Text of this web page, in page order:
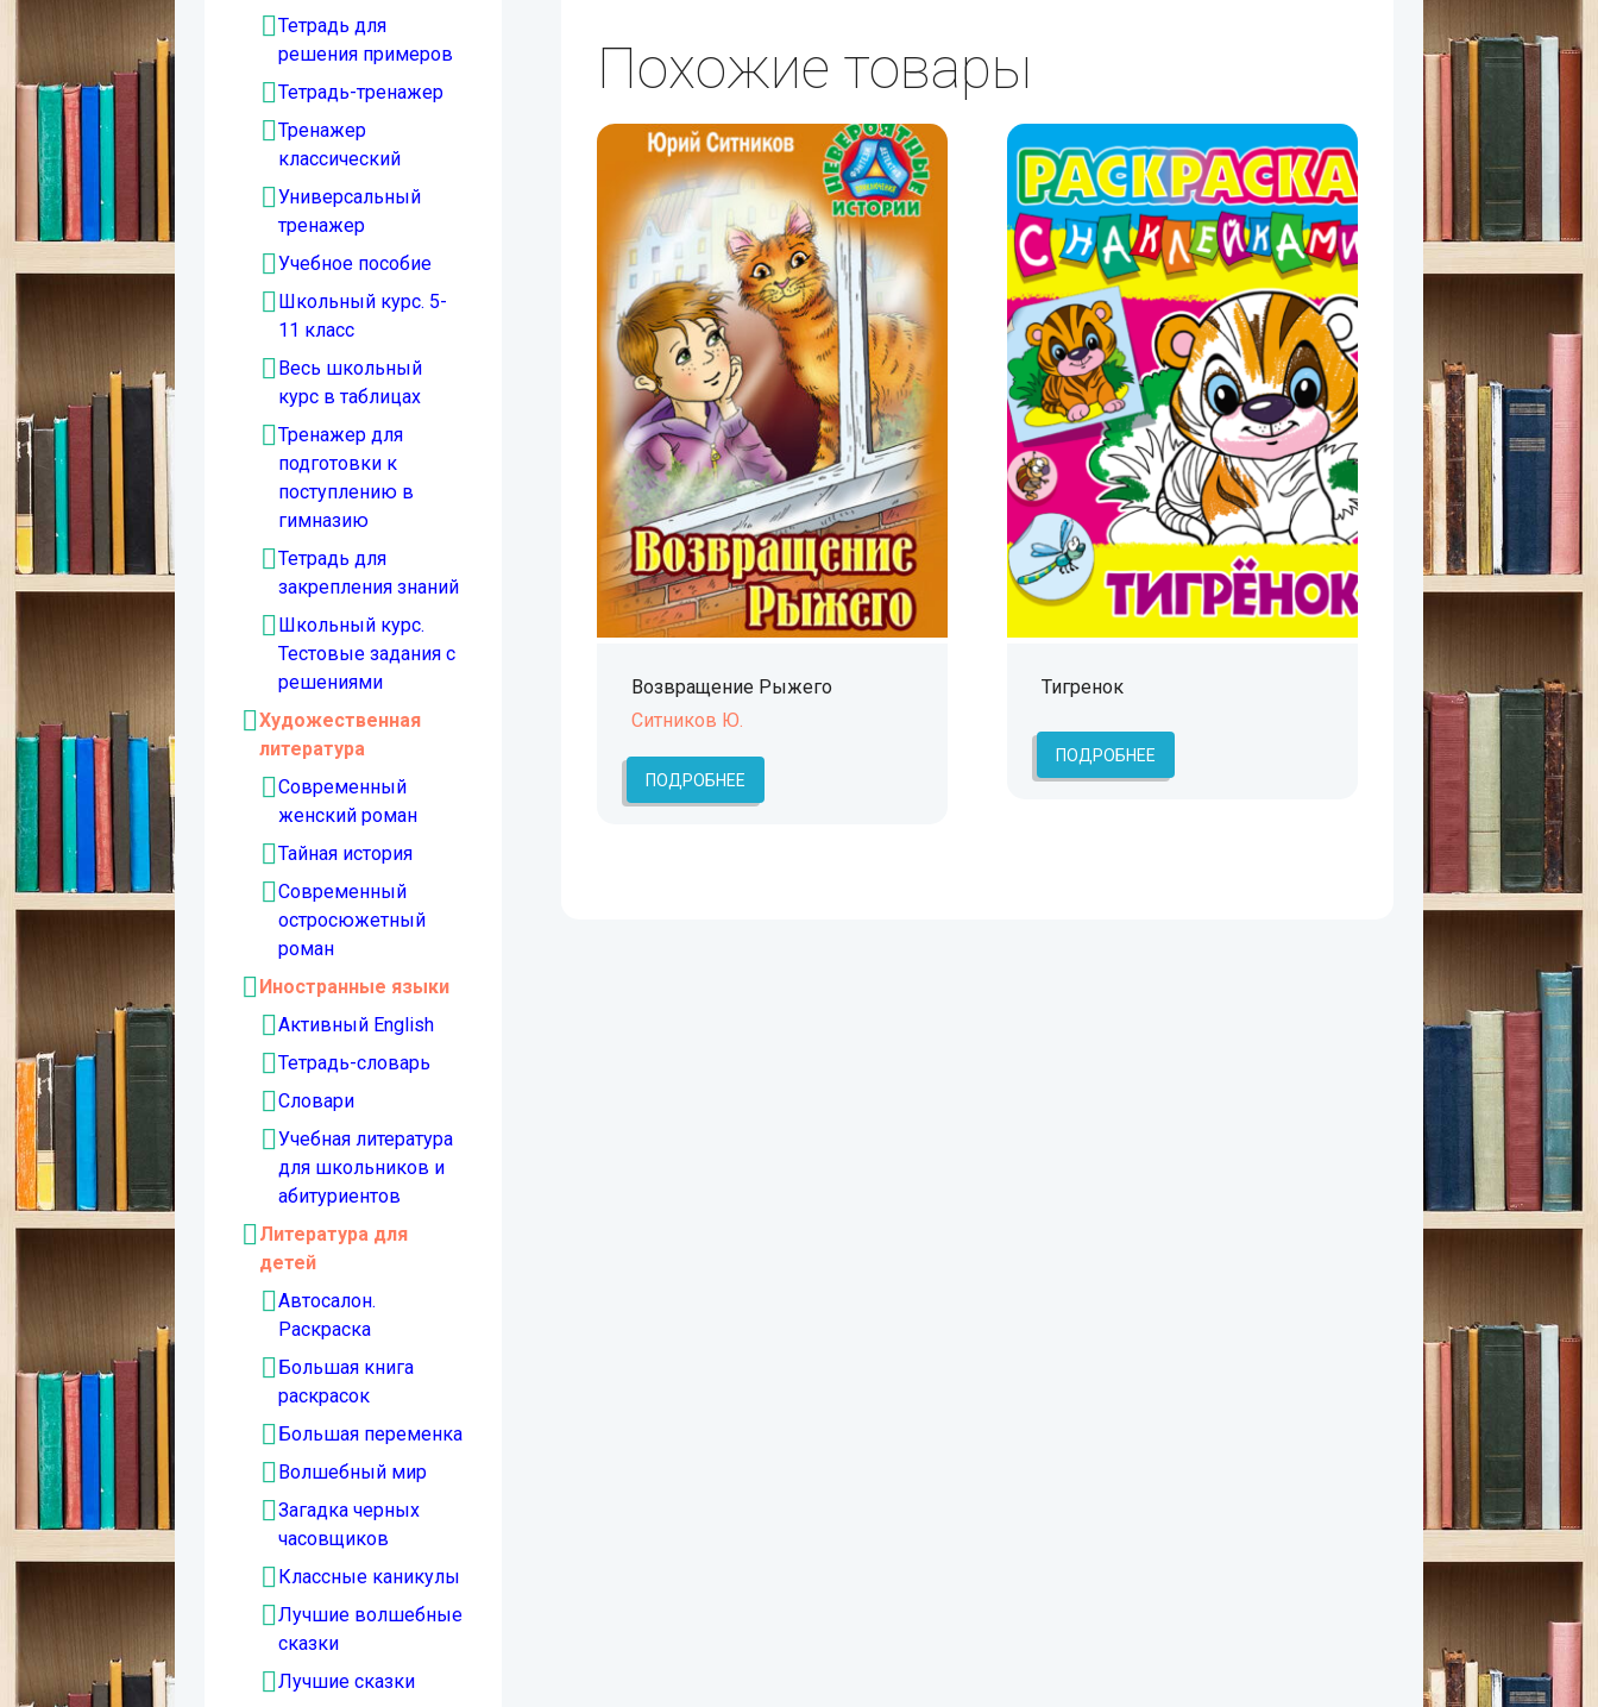
Похожие товары
Возвращение Рыжего
Ситников Ю.
ПОДРОБНЕЕ
Тигренок
ПОДРОБНЕЕ
Тетрадь для
решения примеров
Тетрадь-тренажер
Тренажер
классический
Универсальный
тренажер
Учебное пособие
Школьный курс. 5-
11 класс
Весь школьный
курс в таблицах
Тренажер для
подготовки к
поступлению в
гимназию
Тетрадь для
закрепления знаний
Школьный курс.
Тестовые задания с
решениями
Художественная
литература
Современный
женский роман
Тайная история
Современный
остросюжетный
роман
Иностранные языки
Активный English
Тетрадь-словарь
Словари
Учебная литература
для школьников и
абитуриентов
Литература для
детей
Автосалон.
Раскраска
Большая книга
раскрасок
Большая переменка
Волшебный мир
Загадка черных
часовщиков
Классные каникулы
Лучшие волшебные
сказки
Лучшие сказки